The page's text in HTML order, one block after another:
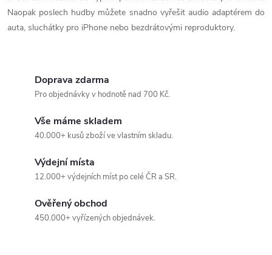
c
Naopak poslech hudby můžete snadno vyřešit audio adaptérem do
auta, sluchátky pro iPhone nebo bezdrátovými reproduktory.
Doprava zdarma
Pro objednávky v hodnotě nad 700 Kč.
Vše máme skladem
40.000+ kusů zboží ve vlastním skladu.
Výdejní místa
12.000+ výdejních míst po celé ČR a SR.
Ověřený obchod
450.000+ vyřízených objednávek.